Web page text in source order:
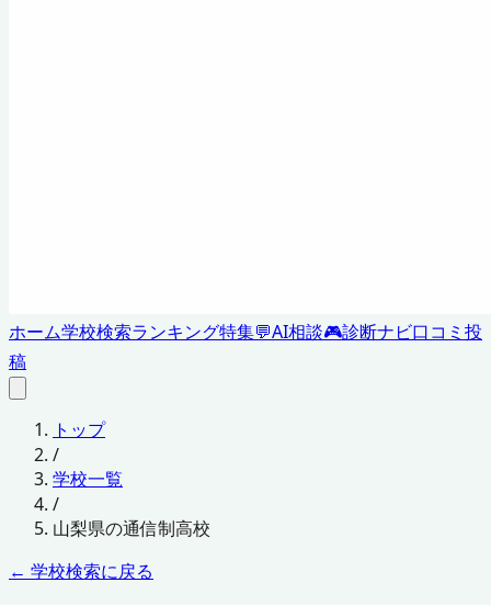
ホーム学校検索ランキング特集💬AI相談🎮診断ナビ口コミ投
稿
トップ
/
学校一覧
/
山梨県の通信制高校
← 学校検索に戻る